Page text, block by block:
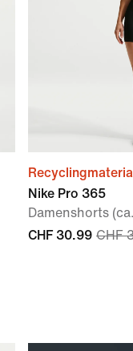
Nike Pro 365
Damenshorts
CHF 30.99 CHF